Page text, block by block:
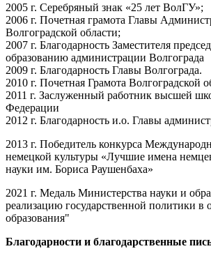
2005 г. Серебряный знак «25 лет ВолГУ»;
2006 г. Почетная грамота Главы
Волгоградской области;
2007 г. Благодарность Заместителя
образованию администрации Волгограда
2009 г. Благодарность Главы Волгограда.
2010 г. Почетная Грамота Волгоградской
2011 г. Заслуженный работник высшей
Федерации
2012 г. Благодарность и.о. Главы
2013 г. Победитель конкурса
немецкой культуры «Лучшие имена
науки им. Бориса Раушенбаха»
2021 г. Медаль Министерства науки и
реализацию государственной политики в
образования"
Благодарности и благодарственные